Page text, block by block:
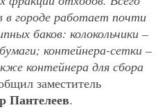
в городе работает почти
баков: колокольчики –
контейнера-сетки –
контейнера для сбора
заместитель
Пантелеев.